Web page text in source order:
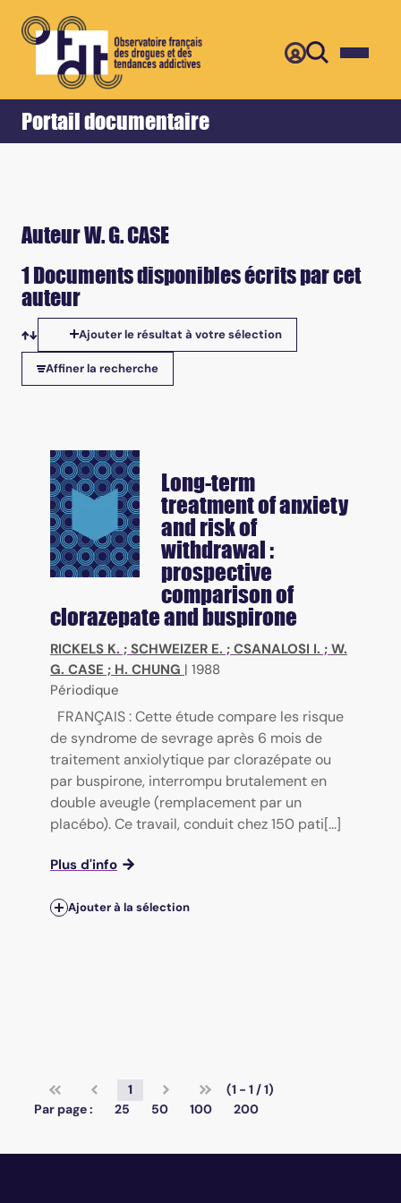
Portail documentaire
Accueil Retour
Auteur W. G. CASE
1 Documents disponibles écrits par cet
auteur
Tris disponibles
Ajouter le résultat à votre sélection
Affiner la recherche
Long-term
treatment of anxiety
and risk of
withdrawal :
prospective
comparison of
clorazepate and buspirone
RICKELS K. ; SCHWEIZER E. ; CSANALOSI I. ; W.
G. CASE ; H. CHUNG | 1988
Périodique
FRANÇAIS : Cette étude compare les risque
de syndrome de sevrage après 6 mois de
traitement anxiolytique par clorazépate ou
par buspirone, interrompu brutalement en
double aveugle (remplacement par un
placébo). Ce travail, conduit chez 150 pati[...]
Plus d'info
Ajouter à la sélection
1
(1 - 1 / 1)
Par page :
25 50 100 200